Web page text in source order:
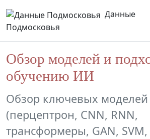
Данные
Подмосковья
Обзор моделей и
обучению ИИ
Обзор ключевых
(перцептрон, CNN, RNN,
трансформеры, GAN,